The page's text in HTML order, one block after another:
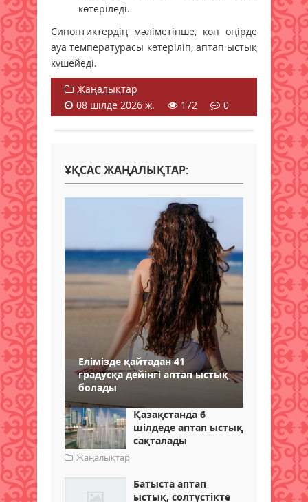
көтеріледі.
Синоптиктердің мәліметінше, көп өңірде
ауа температурасы көтеріліп, аптап ыстық
күшейеді.
Жаңалықтар
08 шілде 2026 ж.
172 0
ҰҚСАС ЖАҢАЛЫҚТАР:
Елімізде қайтадан 41
градусқа дейінгі аптап ыстық
болады
Қазақстанда 6
шілдеде аптап ыстық
сақталады
Жаңалықтар
Батыста аптап
ыстық, солтүстікте